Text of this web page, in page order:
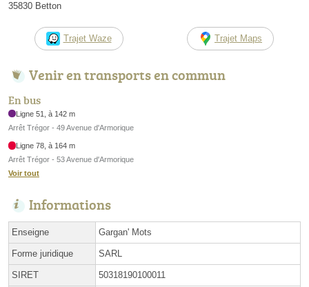
35830 Betton
Trajet Waze Trajet Maps
Venir en transports en commun
En bus
Ligne 51, à 142 m
Arrêt Trégor - 49 Avenue d'Armorique
Ligne 78, à 164 m
Arrêt Trégor - 53 Avenue d'Armorique
Voir tout
Informations
Enseigne Gargan' Mots
Forme juridique SARL
SIRET 50318190100011